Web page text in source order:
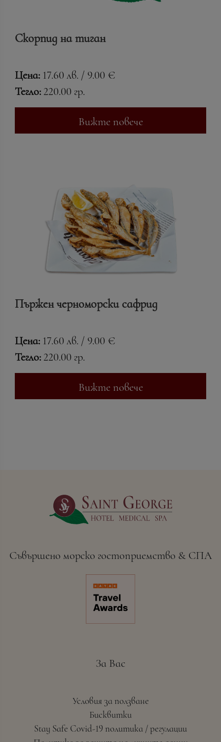
Скорпид на тиган
Цена: 17.60 лв. / 9.00 €
Тегло: 220.00 гр.
Вижте повече
Пържен черноморски сафрид
Цена: 17.60 лв. / 9.00 €
Тегло: 220.00 гр.
Вижте повече
Съвършено морско гостоприемство & СПА
За Вас
Условия за ползване
Бисквитки
Stay Safe Covid-19 политика / регулации